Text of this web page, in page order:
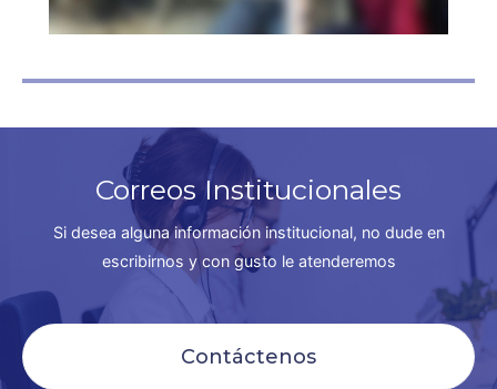
Correos Institucionales
Si desea alguna información institucional, no dude en
escribirnos y con gusto le atenderemos
Contáctenos